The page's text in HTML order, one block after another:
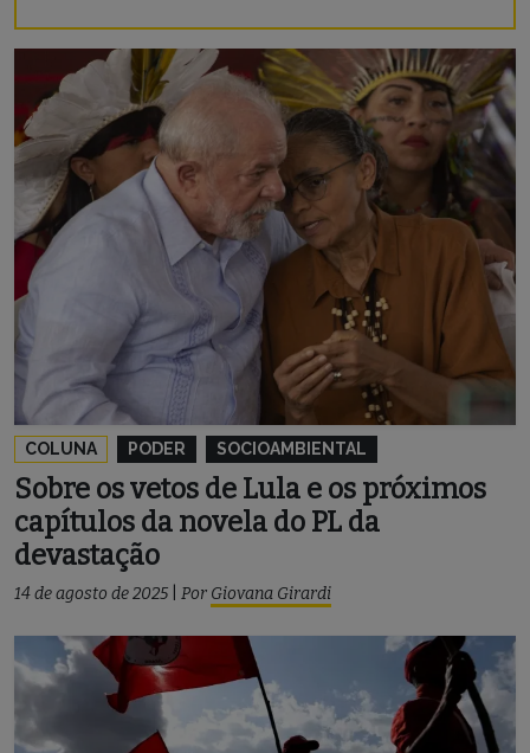
COLUNA PODER SOCIOAMBIENTAL
Sobre os vetos de Lula e os próximos
capítulos da novela do PL da
devastação
14 de agosto de 2025 Por Giovana Girardi